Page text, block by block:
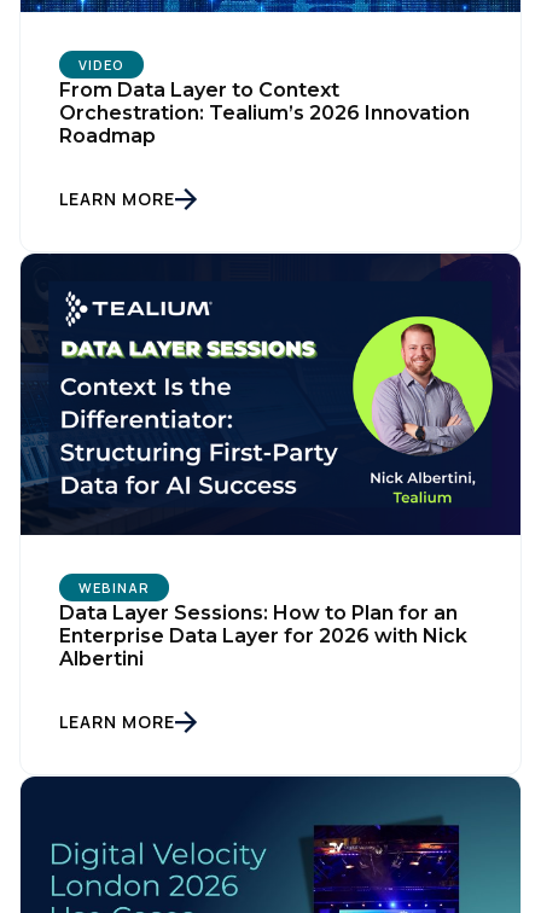
VIDEO
From Data Layer to Context
Orchestration: Tealium’s 2026 Innovation
Roadmap
LEARN MORE
WEBINAR
Data Layer Sessions: How to Plan for an
Enterprise Data Layer for 2026 with Nick
Albertini
LEARN MORE